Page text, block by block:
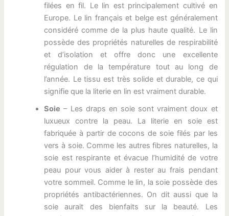
filées en fil. Le lin est principalement cultivé en
Europe. Le lin français et belge est généralement
considéré comme de la plus haute qualité. Le lin
possède des propriétés naturelles de respirabilité
et d’isolation et offre donc une excellente
régulation de la température tout au long de
l’année. Le tissu est très solide et durable, ce qui
signifie que la literie en lin est vraiment durable.
Soie – Les draps en soie sont vraiment doux et
luxueux contre la peau. La literie en soie est
fabriquée à partir de cocons de soie filés par les
vers à soie. Comme les autres fibres naturelles, la
soie est respirante et évacue l’humidité de votre
peau pour vous aider à rester au frais pendant
votre sommeil. Comme le lin, la soie possède des
propriétés antibactériennes. On dit aussi que la
soie aurait des bienfaits sur la beauté. Les